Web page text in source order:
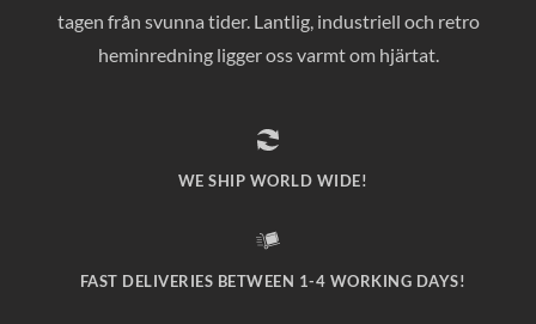
tagen från svunna tider. Lantlig, industriell och retro
heminredning ligger oss varmt om hjärtat.
WE SHIP WORLD WIDE!
FAST DELIVERIES BETWEEN 1-4 WORKING DAYS!